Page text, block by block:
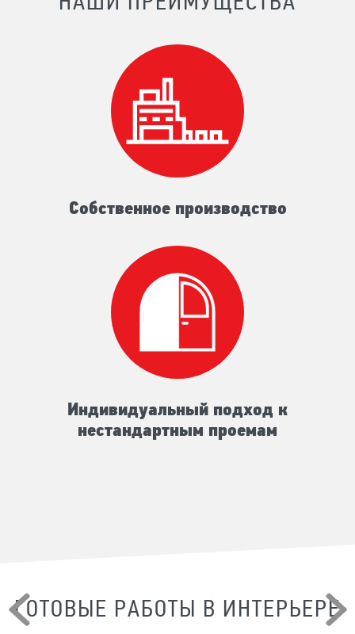
Собственное производство
Индивидуальный подход к
нестандартным проемам
ГОТОВЫЕ РАБОТЫ В ИНТЕРЬЕРЕ